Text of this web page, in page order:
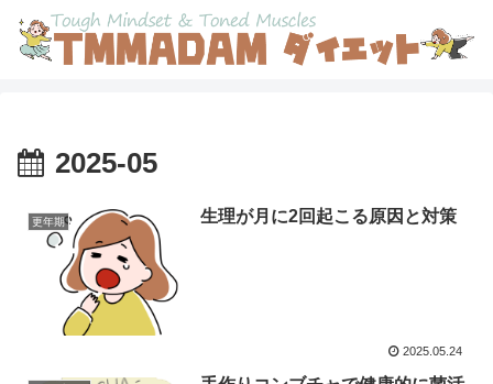
2025-05
更年期 生理が月に2回起こる原因と対策
2025.05.24